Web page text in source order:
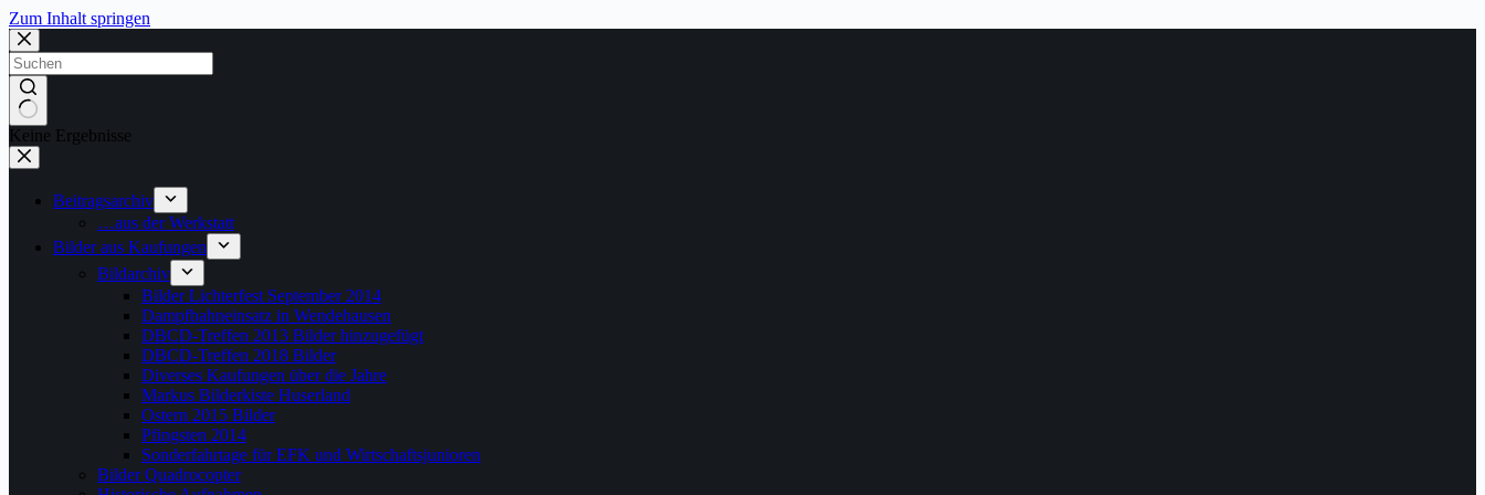
Zum Inhalt springen
Keine Ergebnisse
Beitragsarchiv
…aus der Werkstatt
Bilder aus Kaufungen
Bildarchiv
Bilder Lichterfest September 2014
Dampfbahneinsatz in Wendehausen
DBCD-Treffen 2013 Bilder hinzugefügt
DBCD-Treffen 2018 Bilder
Diverses Kaufungen über die Jahre
Markus Bilderkiste Huserland
Ostern 2015 Bilder
Pfingsten 2014
Sonderfahrtage für EFK und Wirtschaftsjunioren
Bilder Quadrocopter